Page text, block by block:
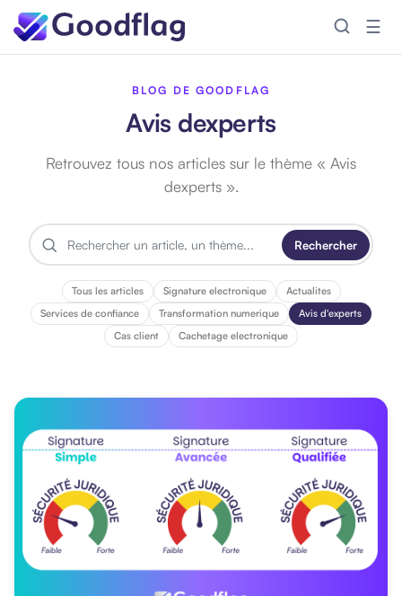
☰
BLOG DE GOODFLAG
Avis dexperts
Retrouvez tous nos articles sur le thème « Avis
dexperts ».
R
e
h
e
i
c
Rechercher
Tous les articles Signature electronique
Actualites
Services de confiance
Transformation numerique
Avis d'experts
Cas client
Cachetage electronique